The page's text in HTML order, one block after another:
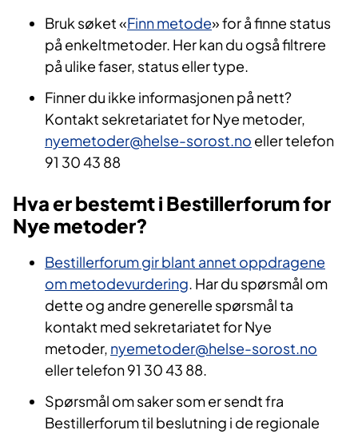
Bruk søket «Finn metode» for å finne status
på enkeltmetoder. Her kan du også filtrere
på ulike faser, status eller type.
Finner du ikke informasjonen på nett?
Kontakt sekretariatet for Nye metoder,
nyemetoder@helse-sorost.no eller telefon
91 30 43 88
Hva er bestemt i Bestillerforum for
Nye metoder?
Bestillerforum gir blant annet oppdragene
om metodevurdering. Har du spørsmål om
dette og andre generelle spørsmål ta
kontakt med sekretariatet for Nye
metoder, nyemetoder@helse-sorost.no
eller telefon 91 30 43 88.
Spørsmål om saker som er sendt fra
Bestillerforum til beslutning i de regionale